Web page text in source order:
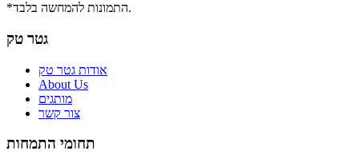
*התמונות להמחשה בלבד.
גטר טק
אודות גטר טק
About Us
מותגים
צור קשר
תחומי התמחות